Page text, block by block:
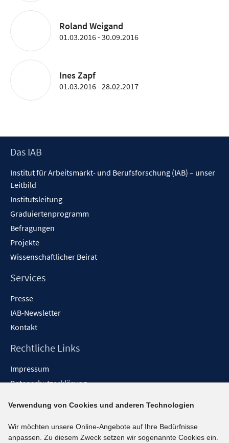
Roland Weigand
01.03.2016 - 30.09.2016
Ines Zapf
01.03.2016 - 28.02.2017
Footer
Das IAB
Institut für Arbeitsmarkt- und Berufsforschung (IAB) – unser
Leitbild
Institutsleitung
Graduiertenprogramm
Befragungen
Projekte
Wissenschaftlicher Beirat
Services
Presse
IAB-Newsletter
Kontakt
Rechtliche Links
Impressum
Datenschutzerklärung
Barrieren melden
Social-Media-Kanäle
Verwendung von Cookies und anderen Technologien
Wir möchten unsere Online-Angebote auf Ihre Bedürfnisse
anpassen. Zu diesem Zweck setzen wir sogenannte Cookies ein.